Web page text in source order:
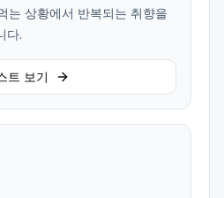
는 상황에서 반복되는 취향을
다.
트 보기